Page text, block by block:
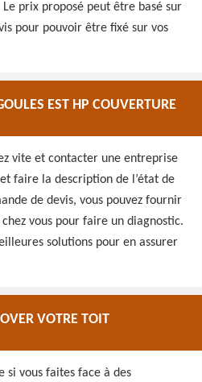
prix proposé peut être basé sur
pour pouvoir être fixé sur vos
EST HP COUVERTURE
vite et contacter une entreprise
faire la description de l’état de
de devis, vous pouvez fournir
vous pour faire un diagnostic.
solutions pour en assurer
VOTRE TOIT
si vous faites face à des